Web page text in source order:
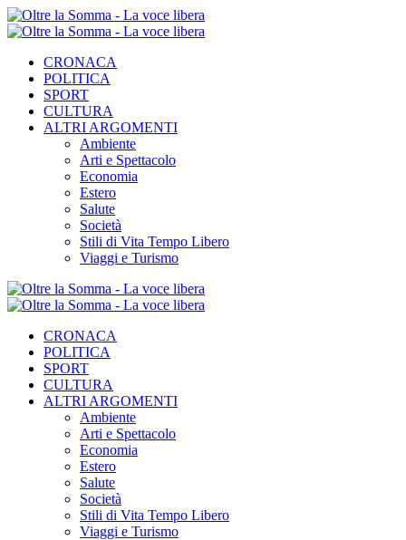
CRONACA
POLITICA
SPORT
CULTURA
ALTRI ARGOMENTI
Ambiente
Arti e Spettacolo
Economia
Estero
Salute
Società
Stili di Vita Tempo Libero
Viaggi e Turismo
CRONACA
POLITICA
SPORT
CULTURA
ALTRI ARGOMENTI
Ambiente
Arti e Spettacolo
Economia
Estero
Salute
Società
Stili di Vita Tempo Libero
Viaggi e Turismo